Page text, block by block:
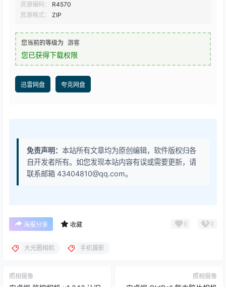
资源编码：
R4570
资源格式：
ZIP
您当前的等级为 游客
您已获得下载权限
迅雷网盘 夸克网盘
免责声明： 本站所有文章均为原创编辑，软件版权归各
自开发者所有。如您发现本站内容有误或需要更新，请
联系邮箱 43404810@qq.com。
海报分享 收藏 0 0
大光圈相机 手机摄影
照相摄像 照相摄像